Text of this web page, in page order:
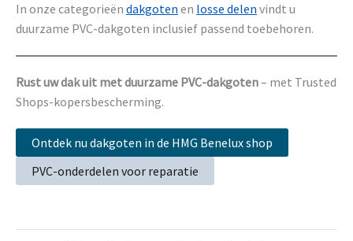
In onze categorieën dakgoten en losse delen vindt u
duurzame PVC-dakgoten inclusief passend toebehoren.
Rust uw dak uit met duurzame PVC-dakgoten– met Trusted
Shops-kopersbescherming.
Ontdek nu dakgoten in de HMG Benelux shop
PVC-onderdelen voor reparatie